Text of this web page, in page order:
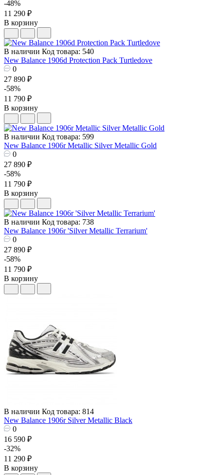
-48%
11 290 ₽
В корзину
В наличии Код товара: 540
New Balance 1906d Protection Pack Turtledove
0
27 890 ₽
-58%
11 790 ₽
В корзину
В наличии Код товара: 599
New Balance 1906r Metallic Silver Metallic Gold
0
27 890 ₽
-58%
11 790 ₽
В корзину
В наличии Код товара: 738
New Balance 1906r 'Silver Metallic Terrarium'
0
27 890 ₽
-58%
11 790 ₽
В корзину
В наличии Код товара: 814
New Balance 1906r Silver Metallic Black
0
16 590 ₽
-32%
11 290 ₽
В корзину